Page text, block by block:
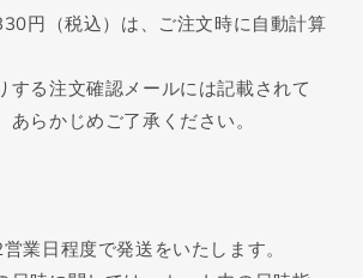
円（税込）は、ご注文時に自動計算
する注文確認メールには記載されて
あらかじめご了承ください。
業日程度で発送をいたします。